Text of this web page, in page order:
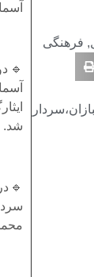
, فرهنگی
شد.